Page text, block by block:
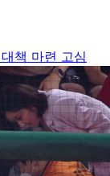
책 마련 고심